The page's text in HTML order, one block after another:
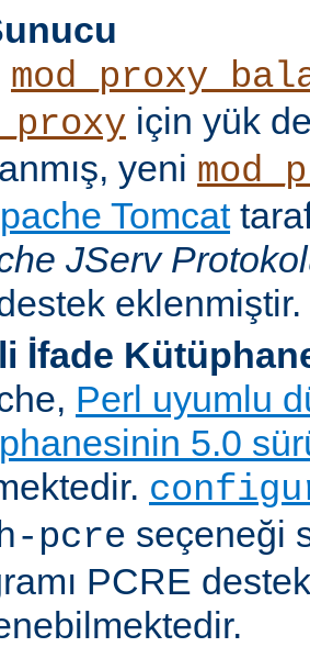
için yük
yeni
Tomcat
JServ
eklenmiştir.
İfade
Perl uyumlu
5.0
pcre seçeneği
PCRE